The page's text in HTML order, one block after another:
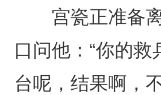
宫瓷正准备离
口问他：“你的
台呢，结果啊，